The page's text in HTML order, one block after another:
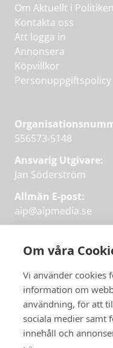
Om våra
Vi använder cookies
information om
användning, för att
sociala medier samt
innehåll och
Få
Om Aktuellt i Politiken
Kontakta oss
Att logga in
Annonsera
Köpvillkor
Personuppgiftspolicy
556573-5148
Ansvarig Utgivare:
Jan Söderström
Allmän E-post:
aip@aipmedia.se
aip@flowyinfo.seeller
Instagram
LinkedIn
Twitter
Få veckans bästa
artiklar på mejlen